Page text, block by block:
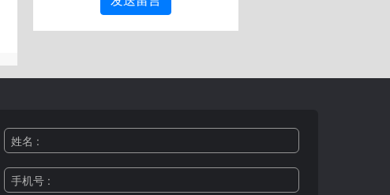
姓名 :
手机号 :